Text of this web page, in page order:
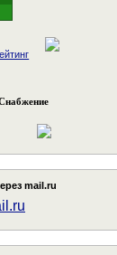
mail.ru